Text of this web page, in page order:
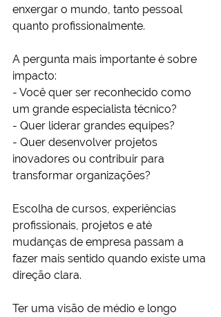
enxergar o mundo, tanto pessoal
quanto profissionalmente.
A pergunta mais importante é sobre
impacto:
- Você quer ser reconhecido como
um grande especialista técnico?
- Quer liderar grandes equipes?
- Quer desenvolver projetos
inovadores ou contribuir para
transformar organizações?
Escolha de cursos, experiências
profissionais, projetos e até
mudanças de empresa passam a
fazer mais sentido quando existe uma
direção clara.
Ter uma visão de médio e longo